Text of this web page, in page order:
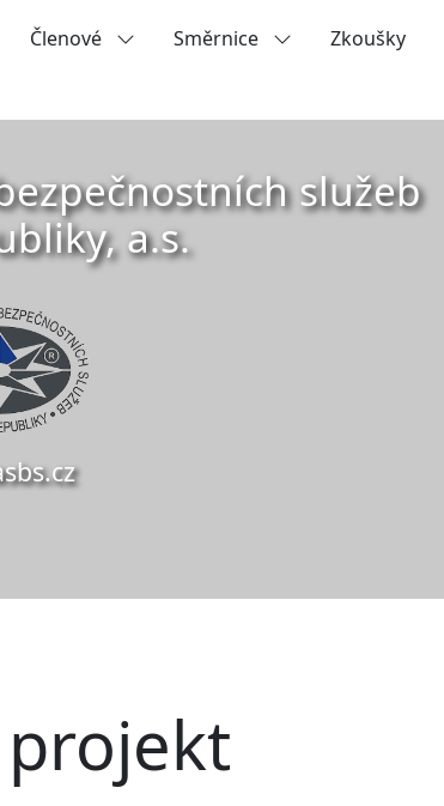
Členové Směrnice Zkoušky
služeb
a.s.
projekt